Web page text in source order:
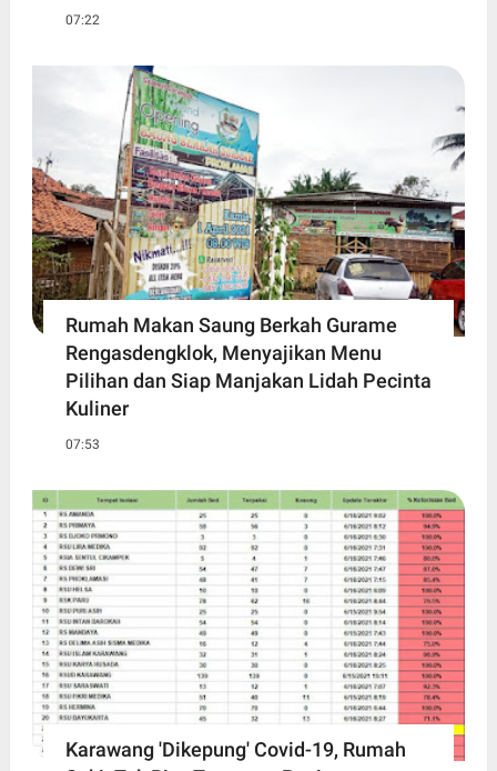
07:22
Rumah Makan Saung Berkah Gurame
Rengasdengklok, Menyajikan Menu
Pilihan dan Siap Manjakan Lidah Pecinta
Kuliner
07:53
Karawang 'Dikepung' Covid-19, Rumah